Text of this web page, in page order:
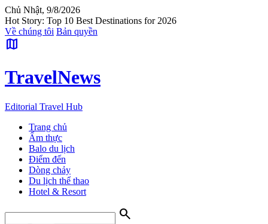
Chủ Nhật, 9/8/2026
Hot Story: Top 10 Best Destinations for 2026
Về chúng tôi Bản quyền
map
TravelNews
Editorial Travel Hub
Trang chủ
Ẩm thực
Balo du lịch
Điểm đến
Dòng chảy
Du lịch thể thao
Hotel & Resort
search